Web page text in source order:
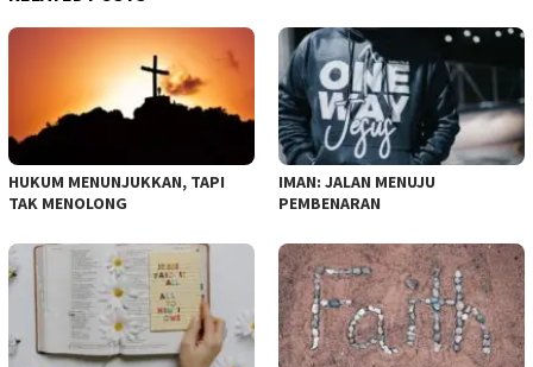
HUKUM MENUNJUKKAN, TAPI
TAK MENOLONG
IMAN: JALAN MENUJU
PEMBENARAN